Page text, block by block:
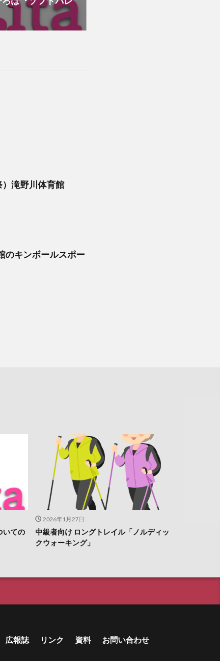
滝野川体育館
のキンボールスポー
いての
2026年1月27日
中級者向け ロングトレイル「ノルディッ
クウォーキング」
広報誌 リンク 資料 お問い合わせ